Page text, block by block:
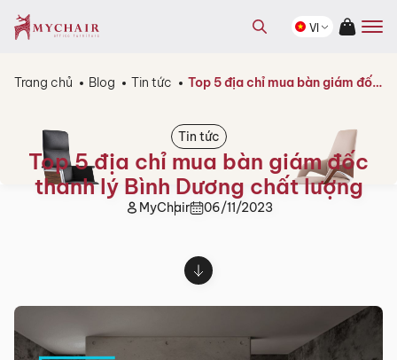
phẩm
Tìm
kiếmVI
Trang chủ Blog Tin tức Top 5 địa chỉ mua bàn giám đốc thanh lý Bình Dương chất lượng
Tin tức
Top 5 địa chỉ mua bàn giám đốc
thanh lý Bình Dương chất lượng
MyChair 06/11/2023